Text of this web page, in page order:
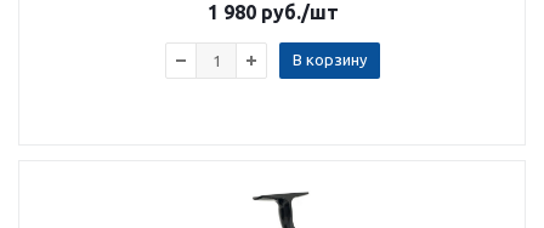
1 980 руб./шт
В корзину